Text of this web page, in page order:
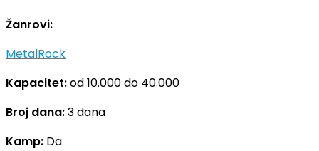
Žanrovi:
MetalRock
Kapacitet:od 10.000 do 40.000
Broj dana:3 dana
Kamp: Da